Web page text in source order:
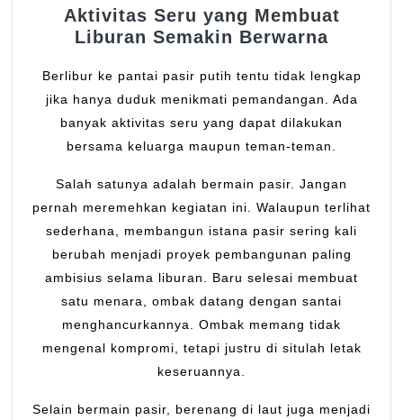
Aktivitas Seru yang Membuat
Liburan Semakin Berwarna
Berlibur ke pantai pasir putih tentu tidak lengkap
jika hanya duduk menikmati pemandangan. Ada
banyak aktivitas seru yang dapat dilakukan
bersama keluarga maupun teman-teman.
Salah satunya adalah bermain pasir. Jangan
pernah meremehkan kegiatan ini. Walaupun terlihat
sederhana, membangun istana pasir sering kali
berubah menjadi proyek pembangunan paling
ambisius selama liburan. Baru selesai membuat
satu menara, ombak datang dengan santai
menghancurkannya. Ombak memang tidak
mengenal kompromi, tetapi justru di situlah letak
keseruannya.
Selain bermain pasir, berenang di laut juga menjadi